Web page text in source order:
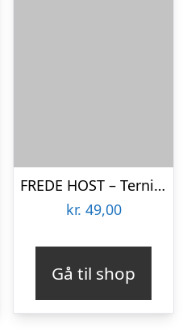
139,00.
FREDE HOST – Terninger – White
kr. 49,00
Gå til shop